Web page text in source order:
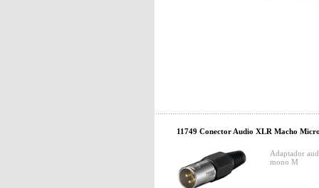
11749 Conector Audio XLR Macho
Adaptador
mono M